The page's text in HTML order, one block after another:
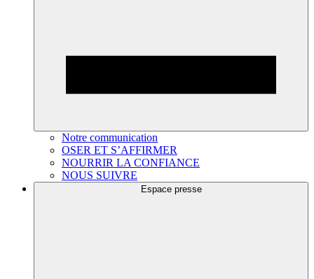
Notre communication
OSER ET S’AFFIRMER
NOURRIR LA CONFIANCE
NOUS SUIVRE
Espace presse